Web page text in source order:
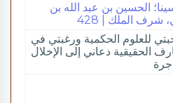
الحسين بن عبد الله بن
شرف الملك | 428
للعلوم الحكمية ورغبتي في
الحقيقية دعاني إلى الإخلال